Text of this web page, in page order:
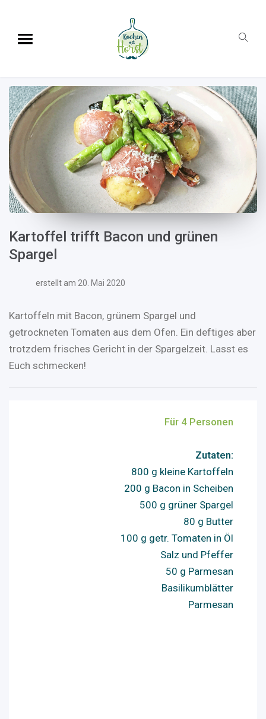
Kartoffel trifft Bacon und grünen
Spargel
erstellt am 20. Mai 2020
Kartoffeln mit Bacon, grünem Spargel und
getrockneten Tomaten aus dem Ofen. Ein deftiges aber
trotzdem frisches Gericht in der Spargelzeit. Lasst es
Euch schmecken!
Für 4 Personen
Zutaten:
800 g kleine Kartoffeln
200 g Bacon in Scheiben
500 g grüner Spargel
80 g Butter
100 g getr. Tomaten in Öl
Salz und Pfeffer
50 g Parmesan
Basilikumblätter
Parmesan